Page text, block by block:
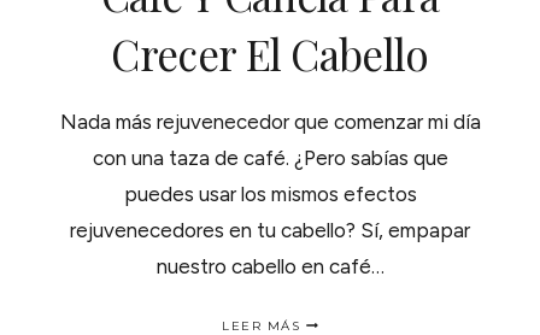
Crecer El Cabello
Nada más rejuvenecedor que comenzar mi día
con una taza de café. ¿Pero sabías que
puedes usar los mismos efectos
rejuvenecedores en tu cabello? Sí, empapar
nuestro cabello en café…
LEER MÁS